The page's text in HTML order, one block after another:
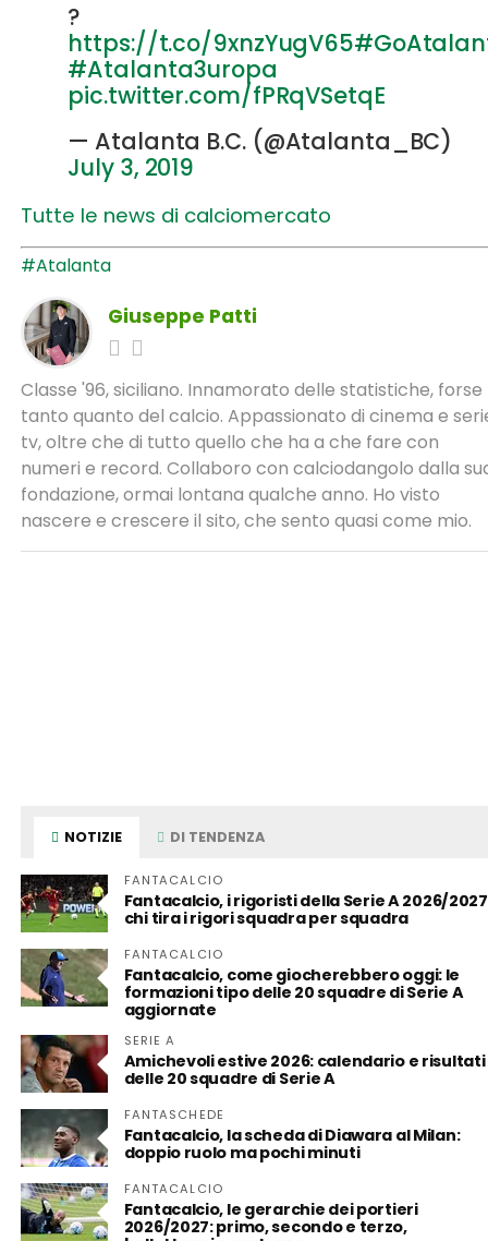
?
https://t.co/9xnzYugV65
#Atalanta3uropa
pic.twitter.com/fPRqVSetqE
— Atalanta B.C. (@Atalanta_BC)
July 3, 2019
Tutte le news di calciomercato
#Atalanta
Giuseppe Patti
Classe '96, siciliano. Innamorato delle statistiche, forse
tanto quanto del calcio. Appassionato di cinema e
tv, oltre che di tutto quello che ha a che fare con
numeri e record. Collaboro con calciodangolo dalla
fondazione, ormai lontana qualche anno. Ho visto
nascere e crescere il sito, che sento quasi come mio.
NOTIZIE DI TENDENZA
FANTACALCIO
Fantacalcio, i rigoristi della Serie A 2026/
chi tira i rigori squadra per squadra
FANTACALCIO
Fantacalcio, come giocherebbero oggi: le
formazioni tipo delle 20 squadre di Serie A
aggiornate
SERIE A
Amichevoli estive 2026: calendario e risultati
delle 20 squadre di Serie A
FANTASCHEDE
Fantacalcio, la scheda di Diawara al Milan:
doppio ruolo ma pochi minuti
FANTACALCIO
Fantacalcio, le gerarchie dei portieri
2026/2027: primo, secondo e terzo,